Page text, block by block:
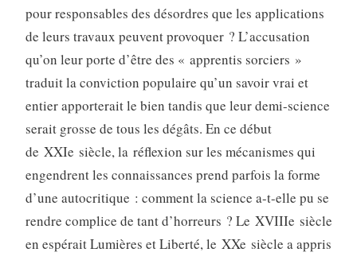
pour responsables des désordres que les applications
de leurs travaux peuvent provoquer ? L’accusation
qu’on leur porte d’être des « apprentis sorciers »
traduit la conviction populaire qu’un savoir vrai et
entier apporterait le bien tandis que leur demi-science
serait grosse de tous les dégâts. En ce début
de XXIe siècle, la réflexion sur les mécanismes qui
engendrent les connaissances prend parfois la forme
d’une autocritique : comment la science a-t-elle pu se
rendre complice de tant d’horreurs ? Le XVIIIe siècle
en espérait Lumières et Liberté, le XXe siècle a appris